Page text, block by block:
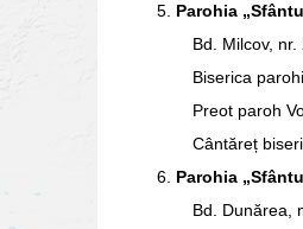
5. Parohia
Bd. Milcov, nr.
Biserica
Preot paroh
Cântăreț
6. Parohia
Bd. Dunărea,